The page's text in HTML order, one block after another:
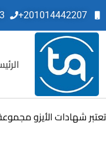
201014442207+
تعتبر شهادات الأيزو